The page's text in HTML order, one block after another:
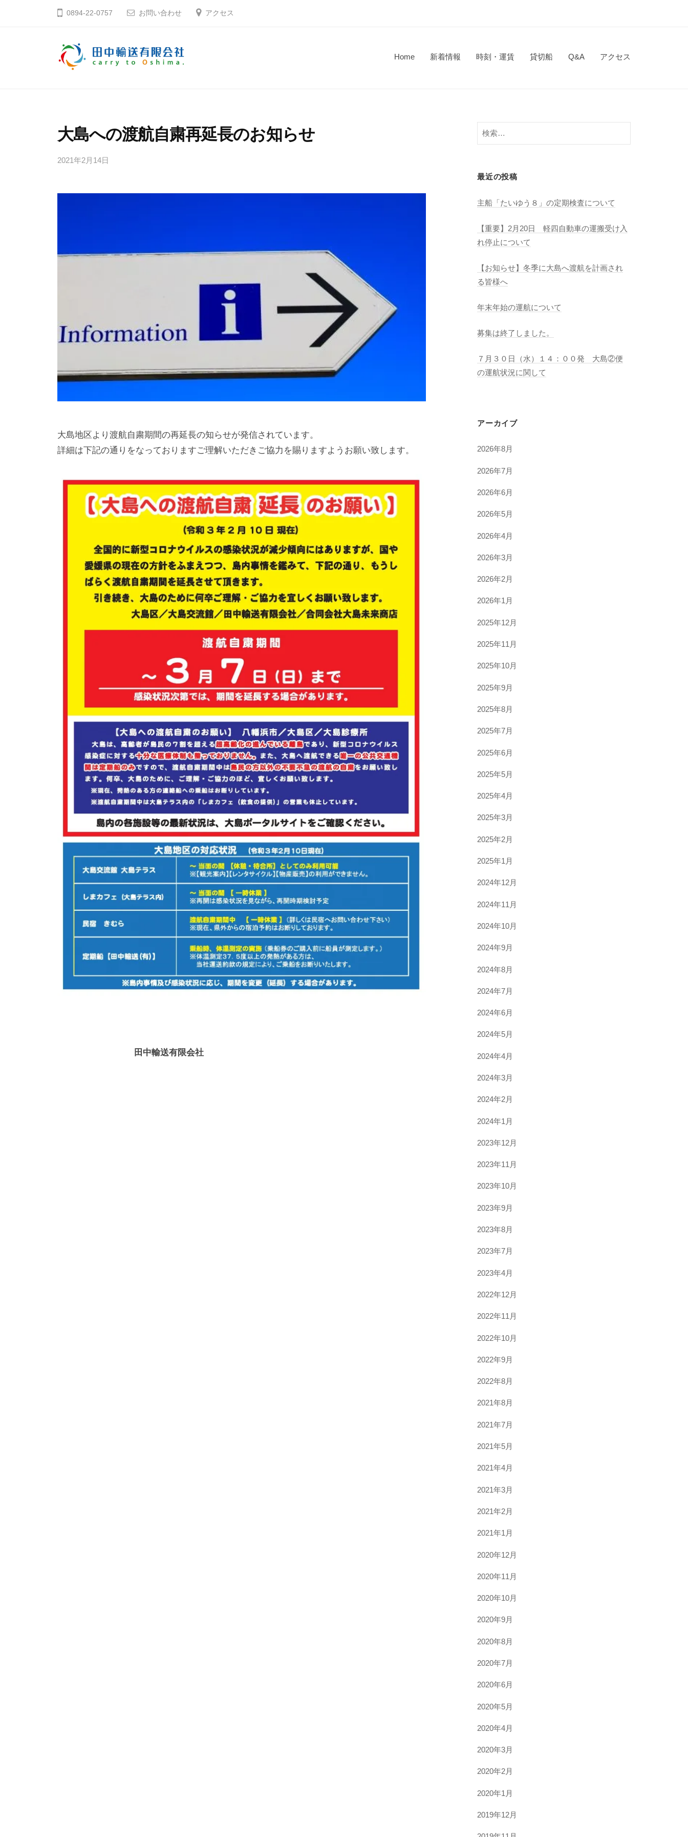
0894-22-0757 お問い合わせ アクセス
送
限
社
大
島
－
大
島
Home 新着情報 時刻・運賃 貸切船 Q&A アクセス
大島への渡航自粛再延長のお知らせ
2021年2月14日
限
大島地区より渡航自粛期間の再延長の知らせが発信されています。
詳細は下記の通りをなっておりますご理解いただきご協力を賜りますようお願い致します。
田中輸送有限会社
検
索:
最近の投稿
主船「たいゆう８」の定期検査について
【重要】2月20日 軽四自動車の運搬受け入
れ停止について
【お知らせ】冬季に大島へ渡航を計画され
る皆様へ
年末年始の運航について
募集は終了しました。
７月３０日（水）１４：００発 大島②便
の運航状況に関して
アーカイブ
2026年8月
2026年7月
2026年6月
2026年5月
2026年4月
2026年3月
2026年2月
2026年1月
2025年12月
2025年11月
2025年10月
2025年9月
2025年8月
2025年7月
2025年6月
2025年5月
2025年4月
2025年3月
2025年2月
2025年1月
2024年12月
2024年11月
2024年10月
2024年9月
2024年8月
2024年7月
2024年6月
2024年5月
2024年4月
2024年3月
2024年2月
2024年1月
2023年12月
2023年11月
2023年10月
2023年9月
2023年8月
2023年7月
2023年4月
2022年12月
2022年11月
2022年10月
2022年9月
2022年8月
2021年8月
2021年7月
2021年5月
2021年4月
2021年3月
2021年2月
2021年1月
2020年12月
2020年11月
2020年10月
2020年9月
2020年8月
2020年7月
2020年6月
2020年5月
2020年4月
2020年3月
2020年2月
2020年1月
2019年12月
中
送
有